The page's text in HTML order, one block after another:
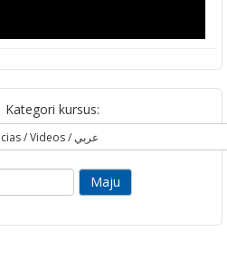
Kategori kursus: